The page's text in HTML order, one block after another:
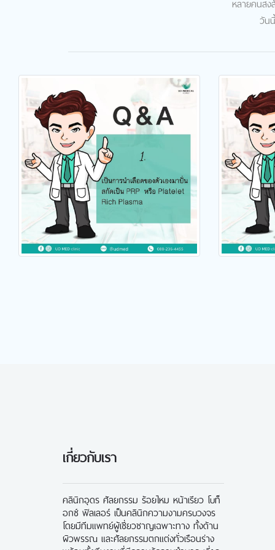
หลายคนสง
วัน
เกี่ยวกับเรา
คลินิกอุดร ศัลยกรรม ร้อยไหม หน้าเรียว โบท็
อกซ์ ฟิลเลอร์ เป็นคลินิกความงามครบวงจร
โดยมีทีมแพทย์ผู้เชี่ยวชาญเฉพาะทาง ทั้งด้าน
ผิวพรรณ และศัลยกรรมตกแต่งทั่วเรือนร่าง